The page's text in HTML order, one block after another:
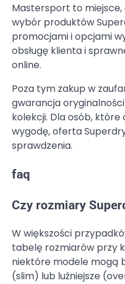
Mastersport to miejsce,
wybór produktów
promocjami i opcjami
obsługę klienta i
online.
Poza tym zakup w
gwarancja
kolekcji. Dla osób,
wygodę, oferta
sprawdzenia.
faq
Czy rozmiary
W większości
tabelę rozmiarów przy
niektóre modele mogą
(slim) lub luźniejsze